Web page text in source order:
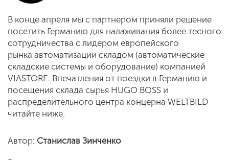
В конце апреля мы с партнером приняли решение
посетить Германию для налаживания более тесного
сотрудничества с лидером европейского
рынка автоматизации складом (автоматические
складские системы и оборудование) компанией
VIASTORE. Впечатления от поездки в Германию и
посещения склада сырья HUGO BOSS и
распределительного центра концерна WELTBILD
читайте ниже.
Автор: Станислав Зинченко